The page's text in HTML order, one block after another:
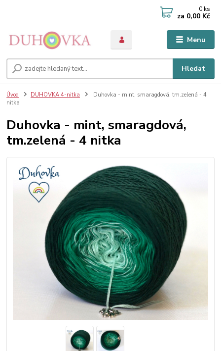
Menu
Hledat
0 ks
za 0,00 Kč
Úvod DUHOVKA 4-nitka
Duhovka - mint, smaragdová, tm.zelená - 4
nitka
Duhovka - mint, smaragdová,
tm.zelená - 4 nitka